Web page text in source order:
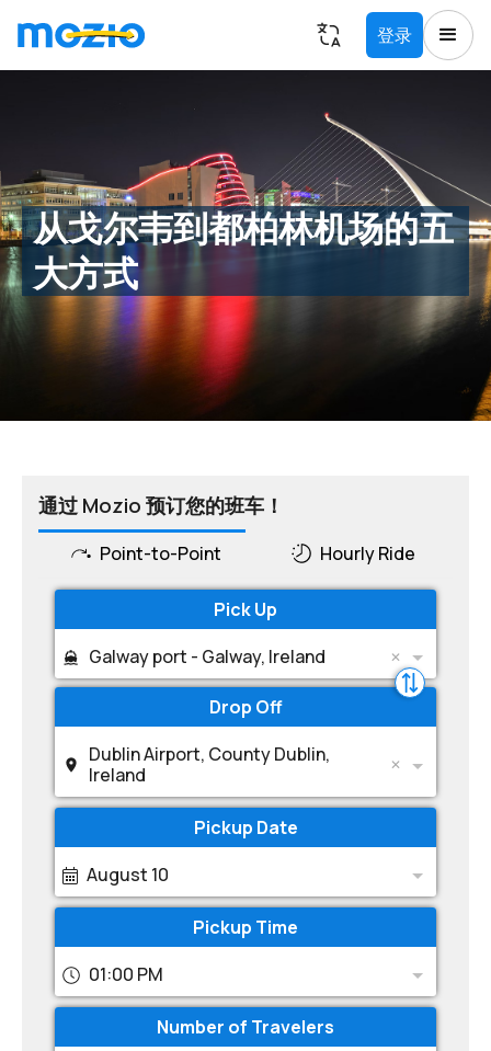
登录
从戈尔韦到都柏林机场的五
大方式
通过 Mozio 预订您的班车！
Point-to-Point Hourly Ride
Pick Up
Galway port - Galway, Ireland
Drop Off
Dublin Airport, County Dublin,
Ireland
Pickup Date
August 10
Pickup Time
01:00 PM
Number of Travelers